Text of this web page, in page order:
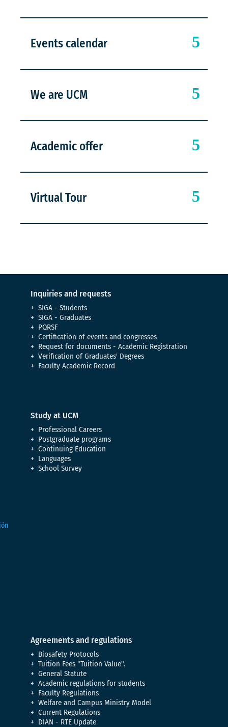
Events calendar
We are UCM
Academic offer
Virtual Tour
Inquiries and requests
SIGA - Students
SIGA - Graduates
PQRSF
Certification of events and congresses
Request for documents - Academic Registration
Verification of Graduates' Degrees
Faculty Academic Record
Study at UCM
Professional Careers
Postgraduate programs
Continuing Education
Languages
School Survey
Agreements and regulations
Biosafety Protocols
Tuition Fees "Tuition Value".
General Statute
Academic regulations for students
Faculty Regulations
Welfare and Campus Ministry Model
Current Regulations
DIAN - RTE Update